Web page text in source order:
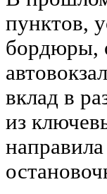
пунктов,
бордюры,
вклад в
из